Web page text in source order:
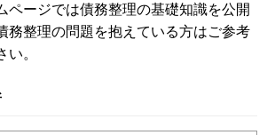
ページでは債務整理の基礎知識を公開
務整理の問題を抱えている方はご参考
い。